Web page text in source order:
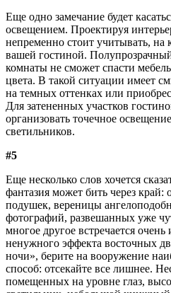
Еще одно замечание будет
освещением. Проектируя
непременно стоит учитывать, на
вашей гостиной.
комнаты не сможет спасти
цвета. В такой ситуации имеет
на темных оттенках или
Для затененных участков
организовать точечное
светильников.
#5
Еще несколько слов хочется
фантазия может бить через край:
подушек, вереницы
фотографий, развешанных уже
многое другое встречается
ненужного эффекта восточных
ночи», берите на вооружение
способ: отсекайте все лишнее.
помещенных на уровне глаз,